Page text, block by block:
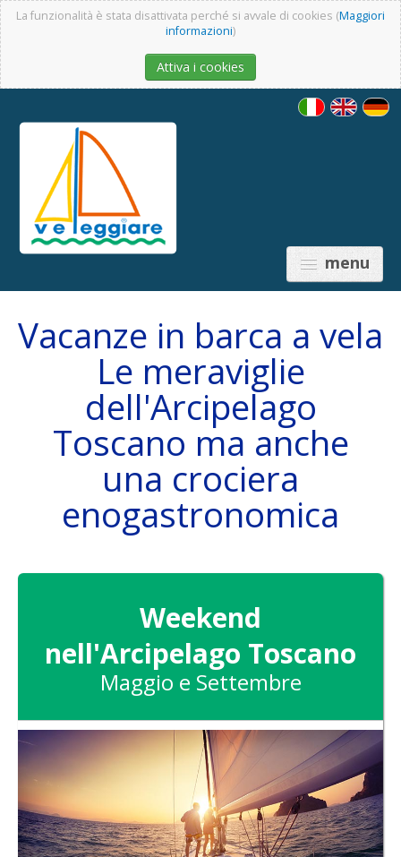
La funzionalità è stata disattivata perché si avvale di cookies (Maggiori
informazioni)
Attiva i cookies
menu
PREZZI
LA BARCA
ATTIVITÀ
SKIPPER
Vacanze in barca a vela
Le meraviglie
dell'Arcipelago
Toscano ma anche
una crociera
enogastronomica
Weekend
nell'Arcipelago Toscano
Maggio e Settembre